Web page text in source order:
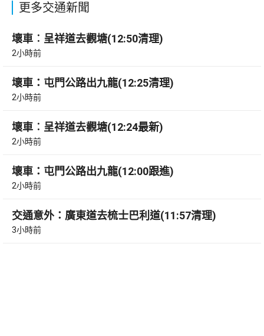
更多交通新聞
壞車︰呈祥道去觀塘(12:50清理)
2小時前
壞車：屯門公路出九龍(12:25清理)
2小時前
壞車︰呈祥道去觀塘(12:24最新)
2小時前
壞車：屯門公路出九龍(12:00跟進)
2小時前
交通意外：廣東道去梳士巴利道(11:57清理)
3小時前